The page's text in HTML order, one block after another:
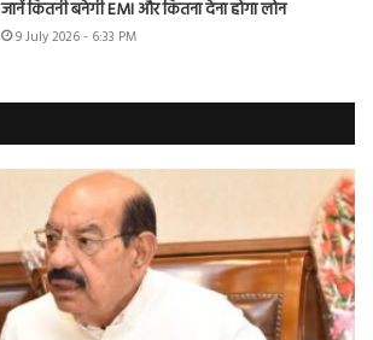
जानें कितनी बनेगी EMI और कितना देना होगा लोन
9 July 2026 - 6:33 PM